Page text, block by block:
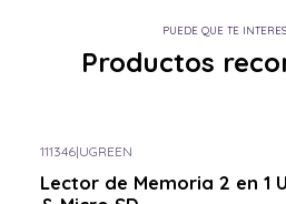
PUEDE QUE TE
Productos
111346|UGREEN
Lector de Memoria 2 en 1